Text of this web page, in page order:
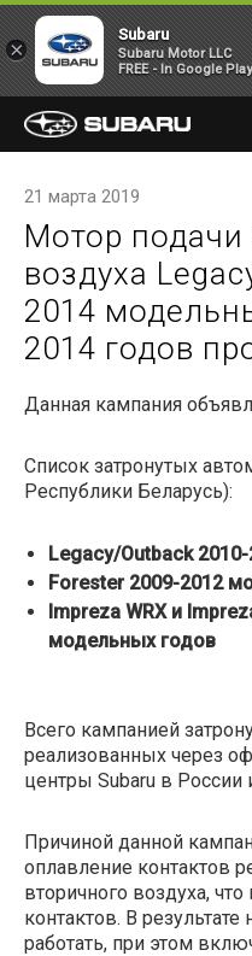
21 марта 2019
Мотор подачи
воздуха
2014
2014 годов
Данная кампания
Список затронутых
Республики Беларусь):
Legacy/Outback
Forester 2009-2012
Impreza WRX и
модельных годов
Всего кампанией
реализованных через
центры Subaru в России
Причиной данной
оплавление контактов
вторичного воздуха,
контактов. В
работать, при этом
×
Subaru
Subaru Motor LLC
FREE - In Google Play